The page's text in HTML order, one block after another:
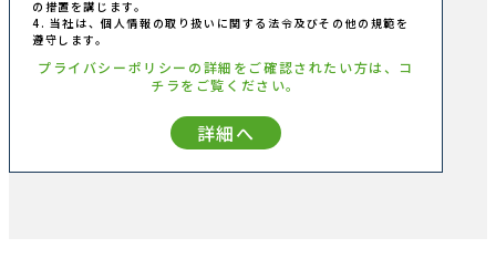
の措置を講じます。
4. 当社は、個人情報の取り扱いに関する法令及びその他の規範を
遵守します。
プライバシーポリシーの詳細をご確認されたい方は、コ
チラをご覧ください。
詳細へ